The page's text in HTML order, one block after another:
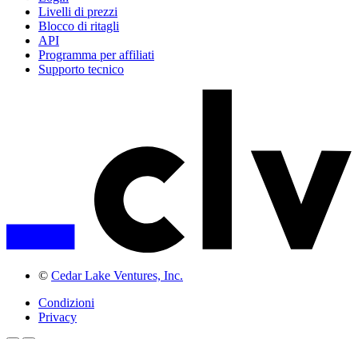
Livelli di prezzi
Blocco di ritagli
API
Programma per affiliati
Supporto tecnico
© Cedar Lake Ventures, Inc.
Condizioni
Privacy